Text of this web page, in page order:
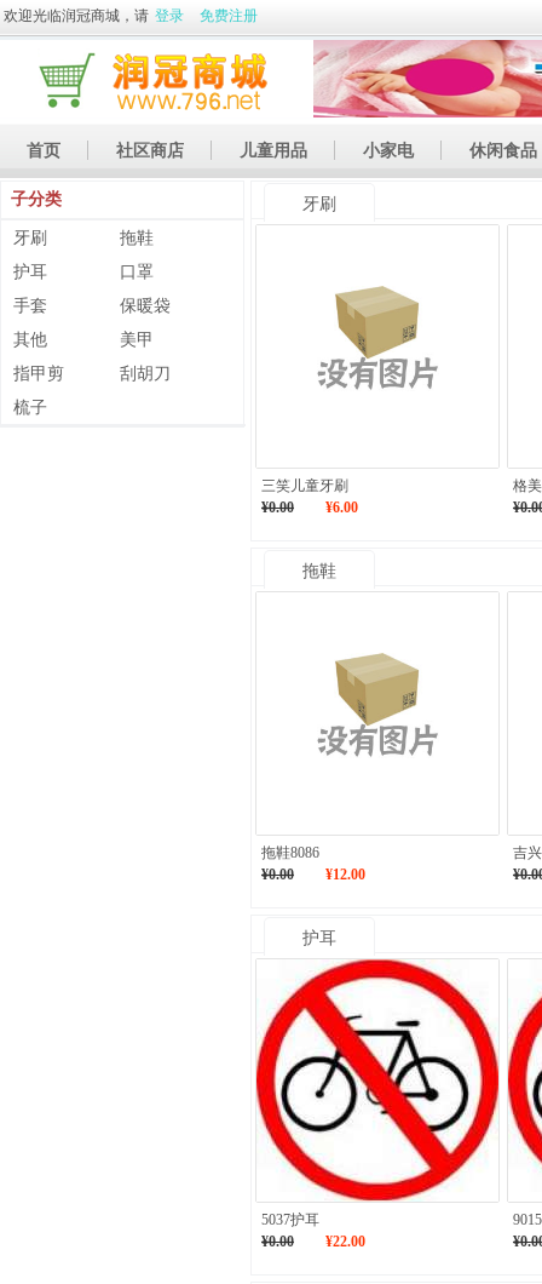
欢迎光临润冠商城，请 登录 免费注册
首页 社区商店 儿童用品 小家电 休闲食品
休闲娱乐
子分类
牙刷
拖鞋
护耳
口罩
手套
保暖袋
其他
美甲
指甲剪
刮胡刀
梳子
牙刷
三笑儿童牙刷
¥0.00
¥6.00
格
拖鞋
拖鞋8086
¥0.00
¥12.00
吉
护耳
5037护耳
¥0.00
¥22.00